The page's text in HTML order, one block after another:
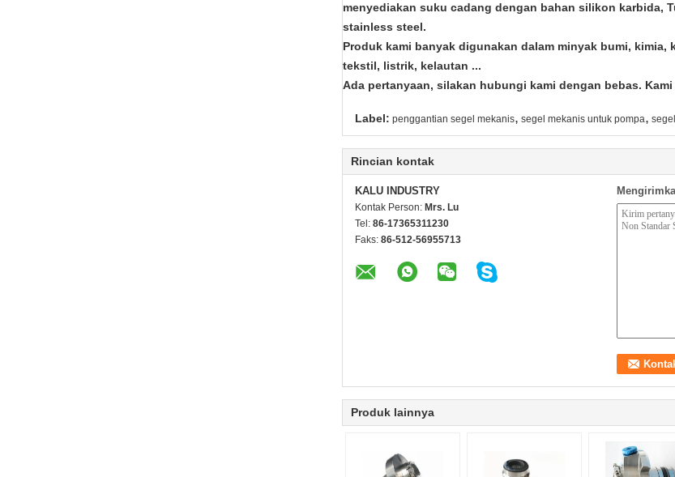
menyediakan suku cadang dengan bahan silikon karbida,
stainless steel.
Produk kami banyak digunakan dalam minyak bumi, kimia,
tekstil, listrik, kelautan ...
Ada pertanyaan, silakan hubungi kami dengan bebas.
Label: penggantian segel mekanis, segel mekanis untuk pompa,
Rincian kontak
KALU INDUSTRY
Kontak Person: Mrs. Lu
Tel: 86-17365311230
Faks: 86-512-56955713
Produk lainnya